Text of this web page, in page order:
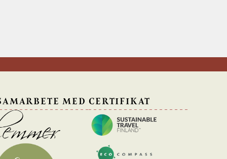
MED CERTIFIKAT